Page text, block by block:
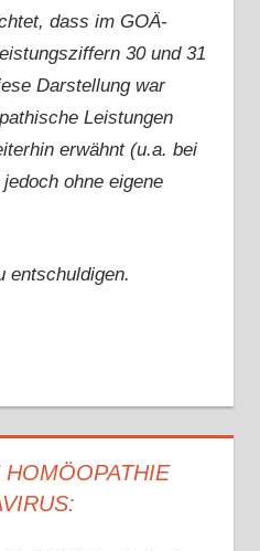
dass im GOÄ-
30 und 31
Darstellung war
Leistungen
erwähnt (u.a. bei
ohne eigene
entschuldigen.